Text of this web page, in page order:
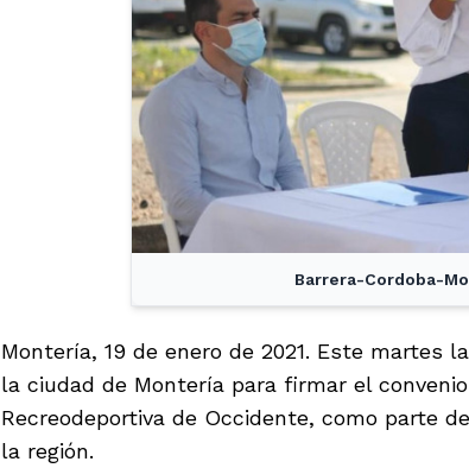
Barrera-Cordoba-
Montería, 19 de enero de 2021. Este martes
la ciudad de Montería para firmar el
Recreodeportiva de Occidente, como parte
la región.